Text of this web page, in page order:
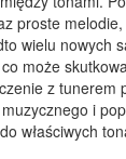
proste
wielu nowych
może
z tunerem
i
właściwych